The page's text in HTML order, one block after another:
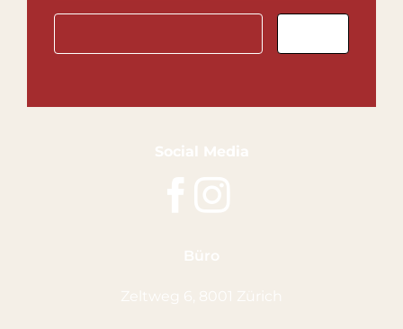
Social Media
Büro
Zeltweg 6, 8001 Zürich